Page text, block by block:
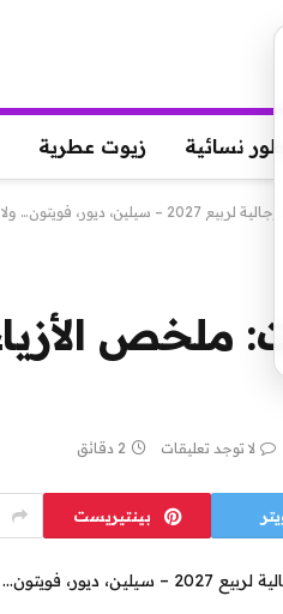
نسائية زيوت عطرية
فويتون… ولا كانيكول
لا توجد تعليقات 2 دقائق
بينتيريست